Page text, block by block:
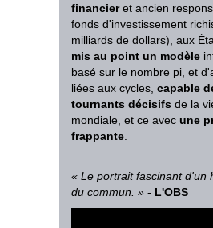
financieret ancien
fonds d'investissement
milliards de dollars), aux
mis au point un modèle
basé sur le nombre pi, et
liées aux cycles, capable
tournants décisifs de la
mondiale, et ce avec une
frappante.
« Le portrait fascinant d'un
du commun. » - L'OBS